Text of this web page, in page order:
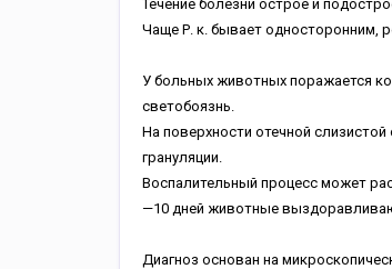
Течение болезни острое и
Чаще Р. к. бывает односторонним,
У больных животных поражается
светобоязнь.
На поверхности отечной
грануляции.
Воспалительный процесс может
—10 дней животные
Диагноз основан на